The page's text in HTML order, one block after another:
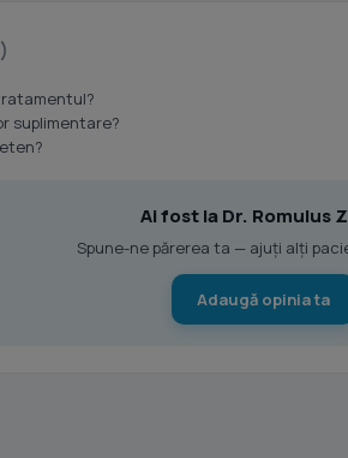
suplimentare?
Ai fost la Dr. Romulus
Spune-ne părerea ta — ajuți alți
Adaugă opinia ta